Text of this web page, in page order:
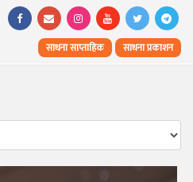
साधना साप्ताहिक साधना प्रकाशन